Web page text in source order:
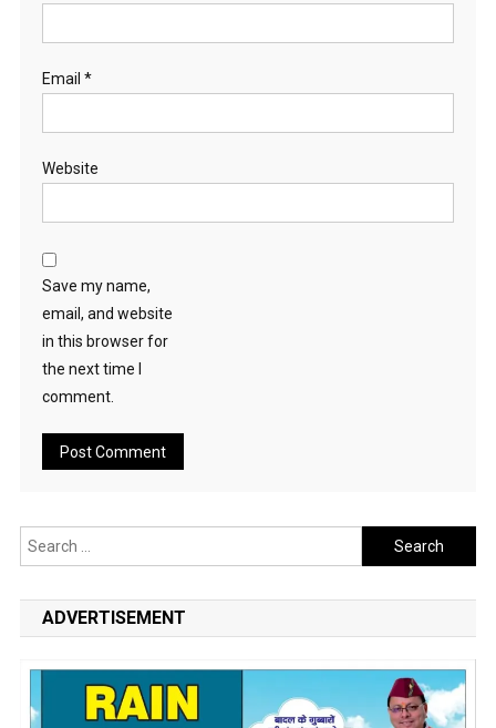
Email *
Website
Save my name,
email, and website
in this browser for
the next time I
comment.
Search
for:
ADVERTISEMENT